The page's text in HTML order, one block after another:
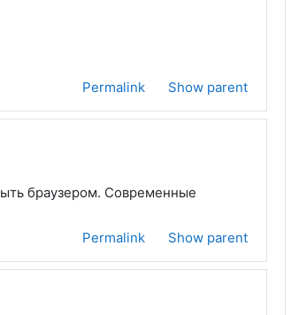
Permalink
Show parent
браузером. Современные
Permalink
Show parent